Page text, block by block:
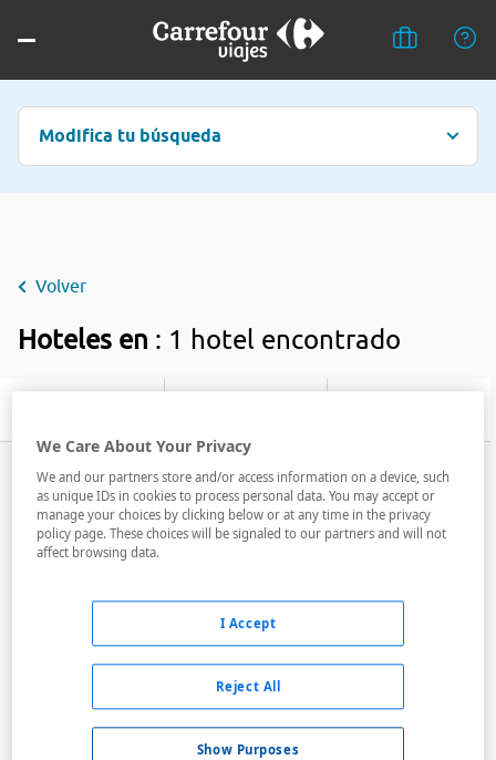
Modifica tu búsqueda
Volver
Hoteles en : 1 hotel encontrado
Ibis Budget Enfield
A menos de 1,6 Km
Acceso personas con movilidad reducida
We Care About Your Privacy
We and our partners store and/or access information on a device, such
as unique IDs in cookies to process personal data. You may accept or
manage your choices by clicking below or at any time in the privacy
policy page. These choices will be signaled to our partners and will not
affect browsing data.
Show Purposes
Reject All
I Accept